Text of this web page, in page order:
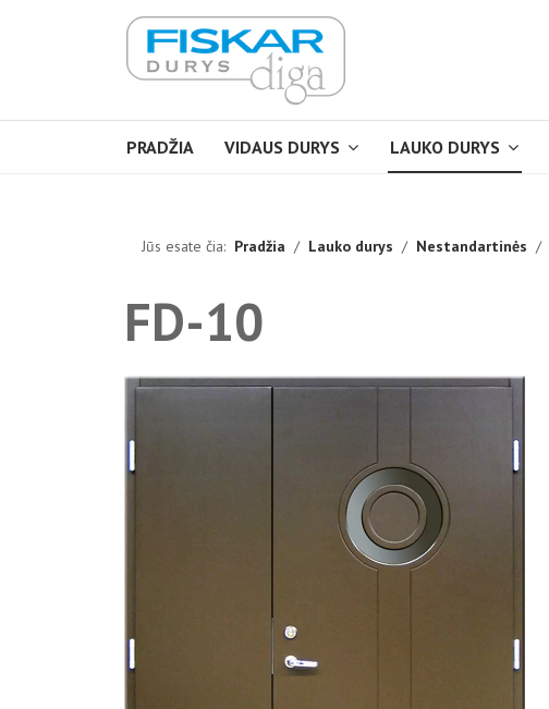
PRADŽIA VIDAUS DURYS LAUKO DURYS
Jūs esate čia: Pradžia Lauko durys Nestandartinės
FD-10